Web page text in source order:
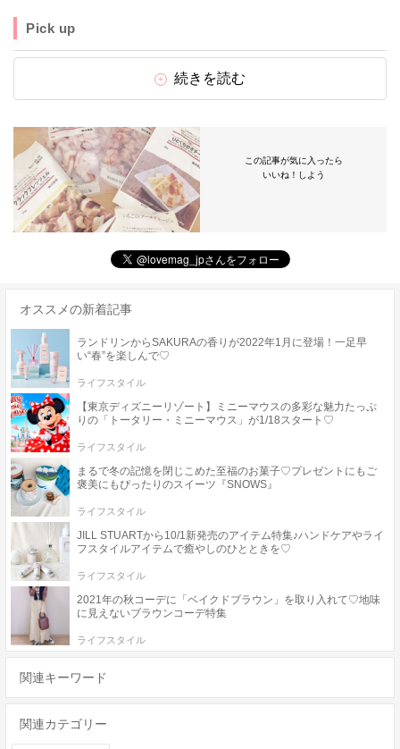
Pick up
続きを読む
この記事が気に入ったら
いいね！しよう
オススメの新着記事
ランドリンからSAKURAの香りが2022年1月に登場！一足早
い“春”を楽しんで♡
ライフスタイル
【東京ディズニーリゾート】ミニーマウスの多彩な魅力たっぷ
りの「トータリー・ミニーマウス」が1/18スタート♡
ライフスタイル
まるで冬の記憶を閉じこめた至福のお菓子♡プレゼントにもご
褒美にもぴったりのスイーツ『SNOWS』
ライフスタイル
JILL STUARTから10/1新発売のアイテム特集♪ハンドケアやライ
フスタイルアイテムで癒やしのひとときを♡
ライフスタイル
2021年の秋コーデに「ベイクドブラウン」を取り入れて♡地味
に見えないブラウンコーデ特集
ライフスタイル
関連キーワード
関連カテゴリー